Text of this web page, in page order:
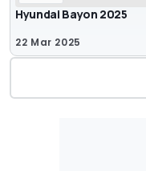
Hyundai Bayon 2025
22 Mar 2025